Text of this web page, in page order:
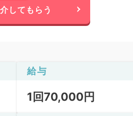
してもらう
給与
1回70,000円